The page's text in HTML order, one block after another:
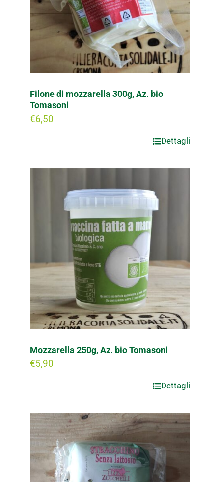
Filone di mozzarella 300g, Az. bio
Tomasoni
€6,50
Dettagli
Mozzarella 250g, Az. bio Tomasoni
€5,90
Dettagli